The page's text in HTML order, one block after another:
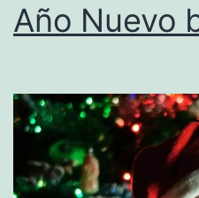
Año Nuevo